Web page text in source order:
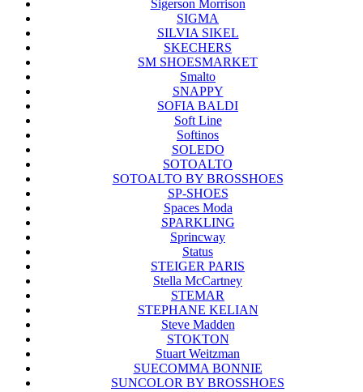
Sigerson Morrison
SIGMA
SILVIA SIKEL
SKECHERS
SM SHOESMARKET
Smalto
SNAPPY
SOFIA BALDI
Soft Line
Softinos
SOLEDO
SOTOALTO
SOTOALTO BY BROSSHOES
SP-SHOES
Spaces Moda
SPARKLING
Sprincway
Status
STEIGER PARIS
Stella McCartney
STEMAR
STEPHANE KELIAN
Steve Madden
STOKTON
Stuart Weitzman
SUECOMMA BONNIE
SUNCOLOR BY BROSSHOES